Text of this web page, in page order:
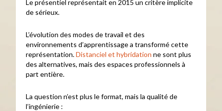
Le présentiel représentait en 2015 un critère implicite
de sérieux.
L’évolution des modes de travail et des
environnements d’apprentissage a transformé cette
représentation.Distanciel et hybridation ne sont plus
des alternatives, mais des espaces professionnels à
part entière.
La question n’est plus le format, mais la qualité de
l’ingénierie :